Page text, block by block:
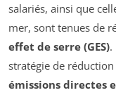
salariés, ainsi que
mer, sont tenues de
effet de serre (GES).
stratégie de
émissions directes